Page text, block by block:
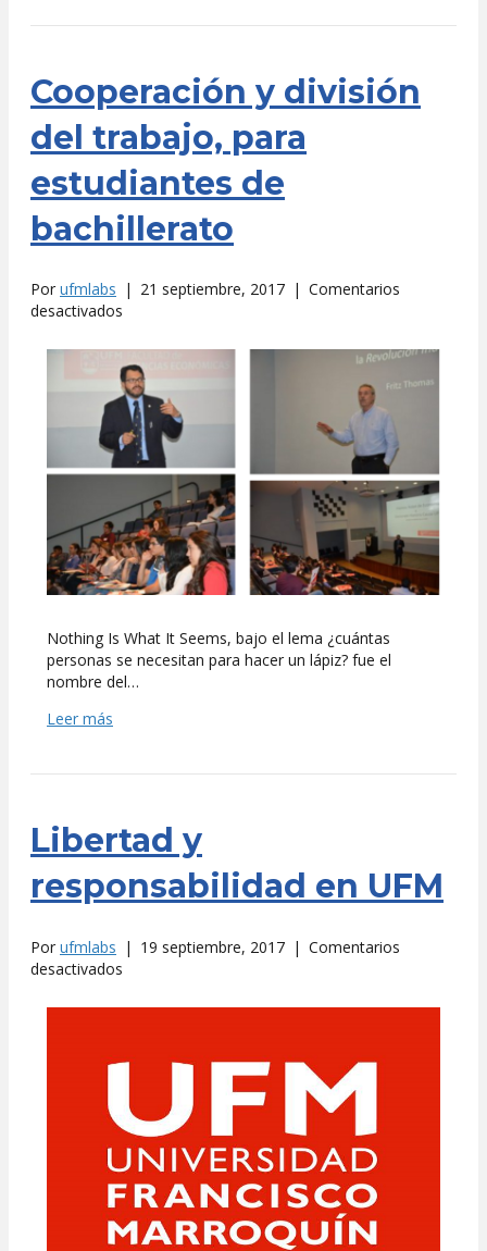
Cooperación y división
del trabajo, para
estudiantes de
bachillerato
Por ufmlabs | 21 septiembre, 2017 | Comentarios
desactivados
y
división
del
trabajo,
para
estudiantes
bachillerato
Nothing Is What It Seems, bajo el lema ¿cuántas
personas se necesitan para hacer un lápiz? fue el
nombre del…
Leer más
Libertad y
responsabilidad en UFM
Por ufmlabs | 19 septiembre, 2017 | Comentarios
desactivados
y